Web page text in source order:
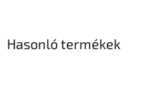
Hasonló termékek